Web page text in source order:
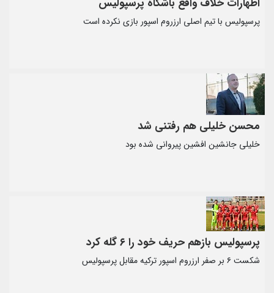
اظهارات خلاف واقع باشگاه پرسپولیس
پرسپولیس با تیم اصلی ارزروم اسپور بازی نکرده است
محسن خلیلی هم رفتنی شد
خلیلی جانشین افشین پیروانی شده بود
پرسپولیس بازهم حریف خود را ۶ گله کرد
شکست ۶ بر صفر ارزروم اسپور ترکیه مقابل پرسپولیس